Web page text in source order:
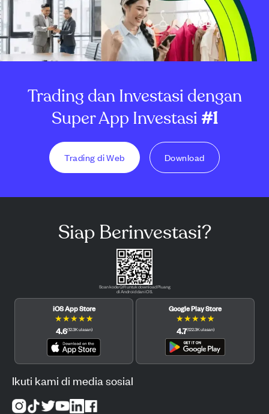
Trading dan Investasi dengan
Super App Investasi#1
Trading di Web Download
Siap Berinvestasi?
Scan kode QR untuk download Pluang
di Android dan iOS.
iOS App Store
★★★★★
4.6(12.3Kulasan)
Google Play Store
★★★★★
4.7(122.3Kulasan)
Ikuti kami di media sosial